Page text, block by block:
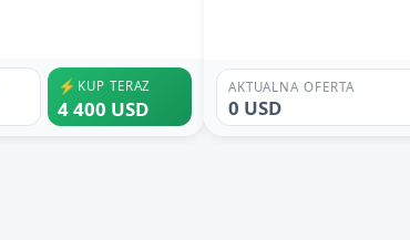
⚡ KUP TERAZ
4 400 USD
AKTUALNA OFERTA
0 USD